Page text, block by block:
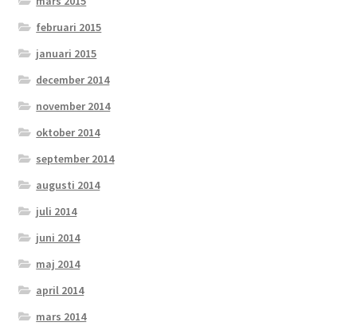
februari 2015
januari 2015
december 2014
november 2014
oktober 2014
september 2014
augusti 2014
juli 2014
juni 2014
maj 2014
april 2014
mars 2014